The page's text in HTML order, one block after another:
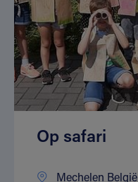
Op safari
Mechelen België